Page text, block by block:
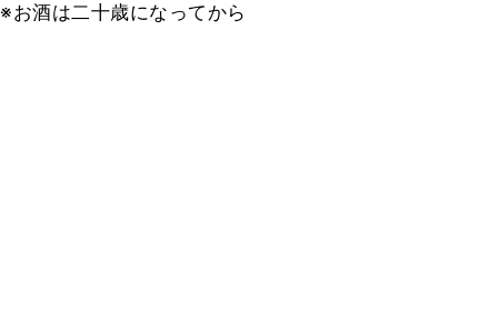
※お酒は二十歳になってから